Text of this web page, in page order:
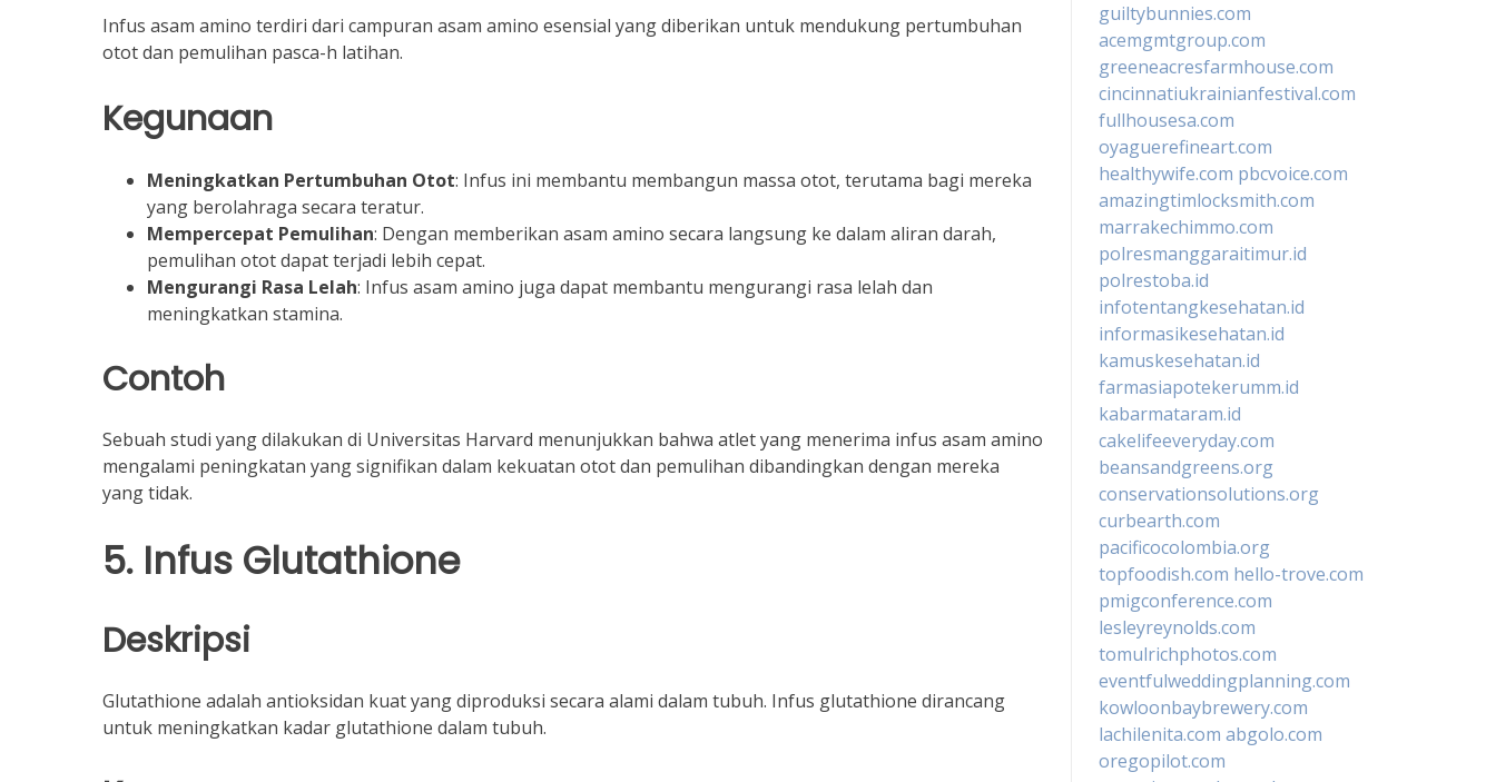
Infus asam amino terdiri dari campuran asam amino esensial yang diberikan untuk mendukung pertumbuhan
otot dan pemulihan pasca-h latihan.
Kegunaan
Meningkatkan Pertumbuhan Otot: Infus ini membantu membangun massa otot, terutama bagi mereka
yang berolahraga secara teratur.
Mempercepat Pemulihan: Dengan memberikan asam amino secara langsung ke dalam aliran darah,
pemulihan otot dapat terjadi lebih cepat.
Mengurangi Rasa Lelah: Infus asam amino juga dapat membantu mengurangi rasa lelah dan
meningkatkan stamina.
Contoh
Sebuah studi yang dilakukan di Universitas Harvard menunjukkan bahwa atlet yang menerima infus asam amino
mengalami peningkatan yang signifikan dalam kekuatan otot dan pemulihan dibandingkan dengan mereka
yang tidak.
5. Infus Glutathione
Deskripsi
Glutathione adalah antioksidan kuat yang diproduksi secara alami dalam tubuh. Infus glutathione dirancang
untuk meningkatkan kadar glutathione dalam tubuh.
guiltybunnies.com
acemgmtgroup.com
greeneacresfarmhouse.com
cincinnatiukrainianfestival.com
fullhousesa.com
oyaguerefineart.com
healthywife.com pbcvoice.com
amazingtimlocksmith.com
marrakechimmo.com
polresmanggaraitimur.id
polrestoba.id
infotentangkesehatan.id
informasikesehatan.id
kamuskesehatan.id
farmasiapotekerumm.id
kabarmataram.id
cakelifeeveryday.com
beansandgreens.org
conservationsolutions.org
curbearth.com
pacificocolombia.org
topfoodish.com hello-trove.com
pmigconference.com
lesleyreynolds.com
tomulrichphotos.com
eventfulweddingplanning.com
kowloonbaybrewery.com
lachilenita.com abgolo.com
oregopilot.com